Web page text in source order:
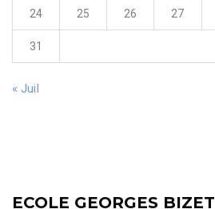
24 25 26 27
31
« Juil
ECOLE GEORGES BIZET